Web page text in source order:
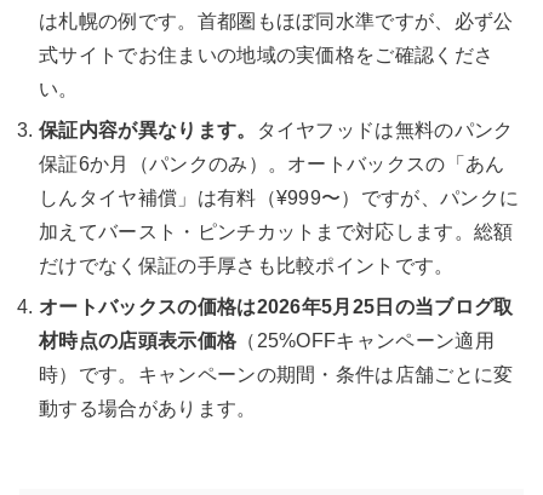
は札幌の例です。首都圏もほぼ同水準ですが、必ず公
式サイトでお住まいの地域の実価格をご確認くださ
い。
保証内容が異なります。
タイヤフッドは無料のパンク
保証6か月（パンクのみ）。オートバックスの「あん
しんタイヤ補償」は有料（¥999〜）ですが、パンクに
加えてバースト・ピンチカットまで対応します。総額
だけでなく保証の手厚さも比較ポイントです。
オートバックスの価格は2026年5月25日の当ブログ取
材時点の店頭表示価格 （25%OFFキャンペーン適用
時）です。キャンペーンの期間・条件は店舗ごとに変
動する場合があります。